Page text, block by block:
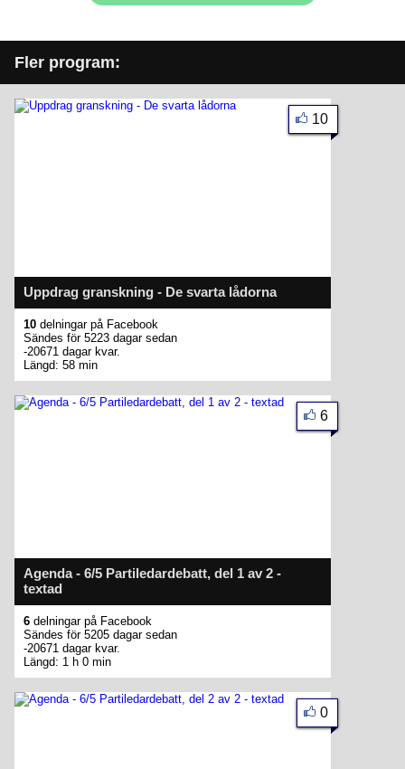
Fler program:
Uppdrag granskning - De svarta lådorna
10
10 delningar på Facebook
Sändes för 5223 dagar sedan
-20671 dagar kvar.
Längd: 58 min
Agenda - 6/5 Partiledardebatt, del 1 av 2 -
textad
6
6 delningar på Facebook
Sändes för 5205 dagar sedan
-20671 dagar kvar.
Längd: 1 h 0 min
0